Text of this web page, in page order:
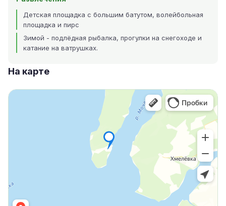
Детская площадка с большим батутом, волейбольная
площадка и пирс
Зимой - подлёдная рыбалка, прогулки на снегоходе и
катание на ватрушках.
На карте